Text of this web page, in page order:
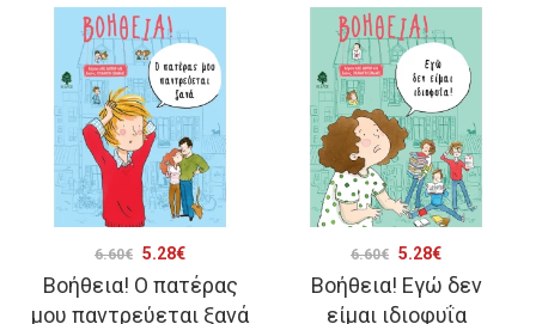
Βοήθεια! Ο πατέρας
μου παντρεύεται ξανά
6.60€ Original
price
was:
5.28€Η
τρέχουσα
τιμή
Βοήθεια! Εγώ δεν
είμαι ιδιοφυΐα
6.60€ Original
price
was:
5.28€Η
τρέχουσα
τιμή